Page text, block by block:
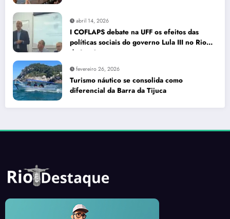
abril 14, 2026
I COFLAPS debate na UFF os efeitos das
políticas sociais do governo Lula III no Rio
de Janeiro
fevereiro 26, 2026
Turismo náutico se consolida como
diferencial da Barra da Tijuca